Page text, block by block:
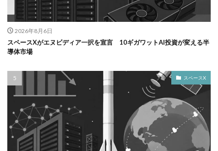
2026年8月6日
スペースXがエヌビディア一択を宣言 10ギガワットAI投資が変える半
導体市場
スペースX